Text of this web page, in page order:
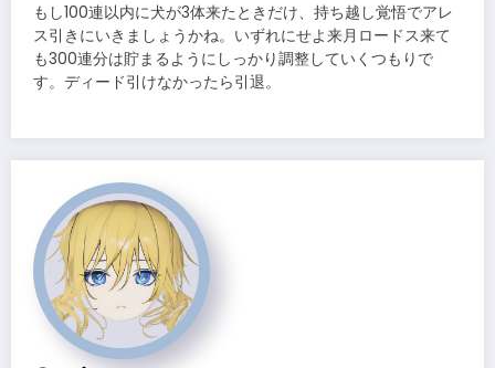
もし100連以内に犬が3体来たときだけ、持ち越し覚悟でアレ
ス引きにいきましょうかね。いずれにせよ来月ロードス来て
も300連分は貯まるようにしっかり調整していくつもりで
す。ディード引けなかったら引退。